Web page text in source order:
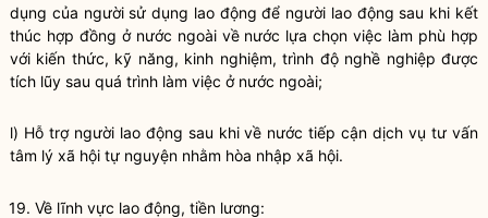
dụng của người sử dụng lao động để người lao động sau khi kết
thúc hợp đồng ở nước ngoài về nước lựa chọn việc làm phù hợp
với kiến thức, kỹ năng, kinh nghiệm, trình độ nghề nghiệp được
tích lũy sau quá trình làm việc ở nước ngoài;
l) Hỗ trợ người lao động sau khi về nước tiếp cận dịch vụ tư vấn
tâm lý xã hội tự nguyện nhằm hòa nhập xã hội.
19. Về lĩnh vực lao động, tiền lương: